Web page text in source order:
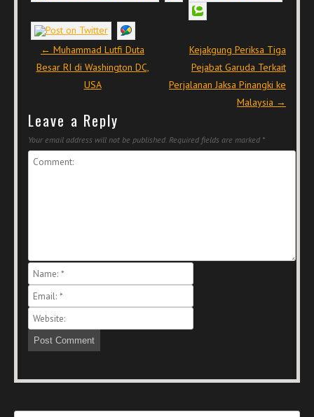
Post navigation
← Muhammad Lutfi Duta
Besar RI di Washington DC,
USA
Kejakgung Periksa Tiga
Pejabat Garuda Terkait
Perjalanan Jaksa Pinangki ke
Malaysia →
Leave a Reply
Your email address will not be published. Required fields are marked *